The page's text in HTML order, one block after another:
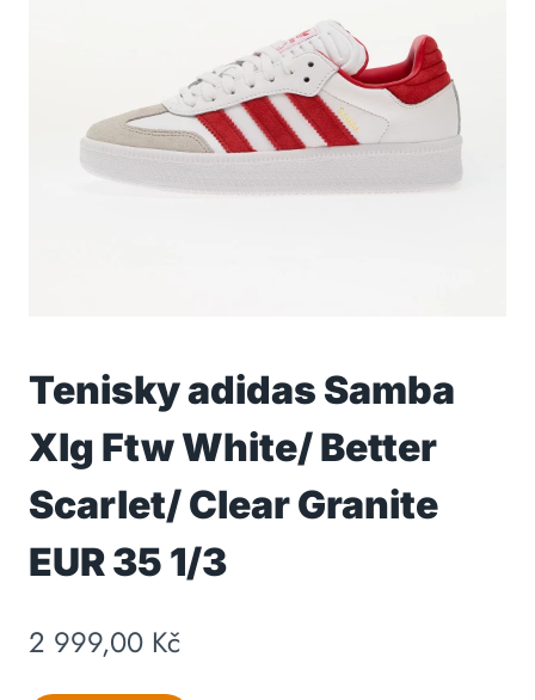
Tenisky adidas Samba
Xlg Ftw White/ Better
Scarlet/ Clear Granite
EUR 35 1/3
2 999,00 Kč